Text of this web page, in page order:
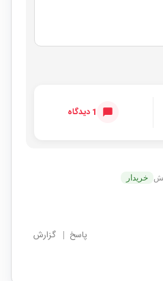
1 دیدگاه
خریدار
پاسخ | گزارش